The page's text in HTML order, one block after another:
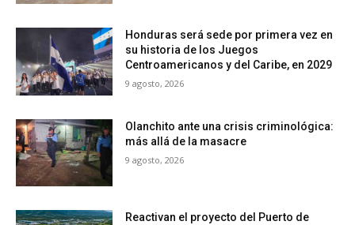
Honduras será sede por primera vez en
su historia de los Juegos
Centroamericanos y del Caribe, en 2029
9 agosto, 2026
Olanchito ante una crisis criminológica:
más allá de la masacre
9 agosto, 2026
Reactivan el proyecto del Puerto de